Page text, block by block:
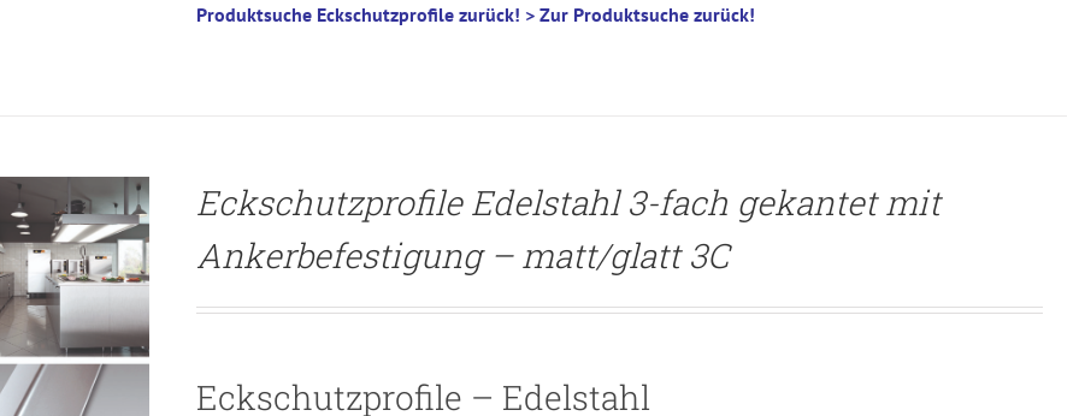
Produktsuche Eckschutzprofile zurück! > Zur Produktsuche zurück!
Eckschutzprofile Edelstahl 3-fach gekantet mit
Ankerbefestigung – matt/glatt 3C
Eckschutzprofile – Edelstahl